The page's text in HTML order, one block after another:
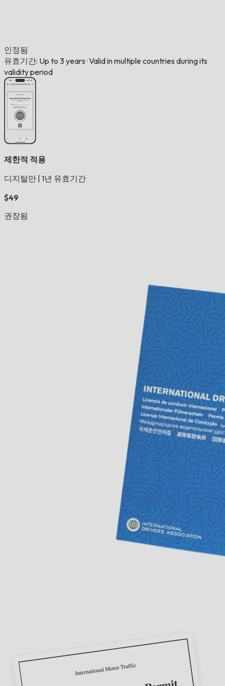
인정됨
유효기간: Up to 3 years ·Valid in multiple countries during its
validity period
제한적 적용
디지털만 1년 유효기간
$49
권장됨